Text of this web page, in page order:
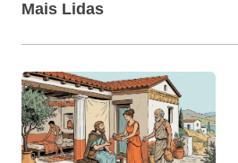
Mais Lidas